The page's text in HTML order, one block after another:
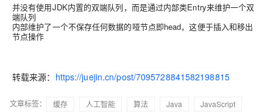
并没有使用JDK内置的双端队列，而是通过内部类Entry来维护一个双
端队列
内部维护了一个不保存任何数据的哑节点即head，这便于插入和移出
节点操作
转载来源： https://juejin.cn/post/7095728841582198815
文章标签： 缓存 人工智能 算法 Java
JavaScript